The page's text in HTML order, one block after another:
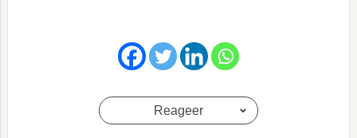
Reageer